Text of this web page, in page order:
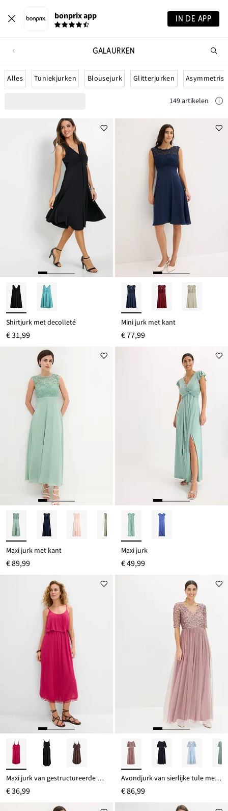
bonprix app IN DE APP
je?
GALAURKEN
Alles Tuniekjurken Blousejurk Glitterjurken
149 artikelen
Shirtjurk met decolleté
€ 31,99
Mini jurk met kant
€ 77,99
Maxi jurk met kant
€ 89,99
Maxi jurk
€ 49,99
Maxi jurk van gestructureerde viscose
€ 36,99
Avondjurk van sierlijke tule met paillettenborduursel
€ 86,99